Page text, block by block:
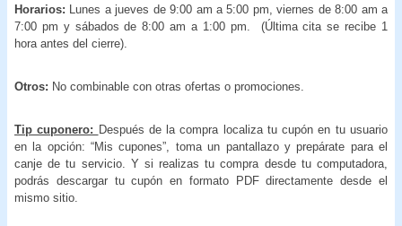
Horarios: Lunes a jueves de 9:00 am a 5:00 pm, viernes de 8:00 am a
7:00 pm y sábados de 8:00 am a 1:00 pm. (Última cita se recibe 1
hora antes del cierre).
Otros: No combinable con otras ofertas o promociones.
Tip cuponero: Después de la compra localiza tu cupón en tu usuario
en la opción: “Mis cupones”, toma un pantallazo y prepárate para el
canje de tu servicio. Y si realizas tu compra desde tu computadora,
podrás descargar tu cupón en formato PDF directamente desde el
mismo sitio.